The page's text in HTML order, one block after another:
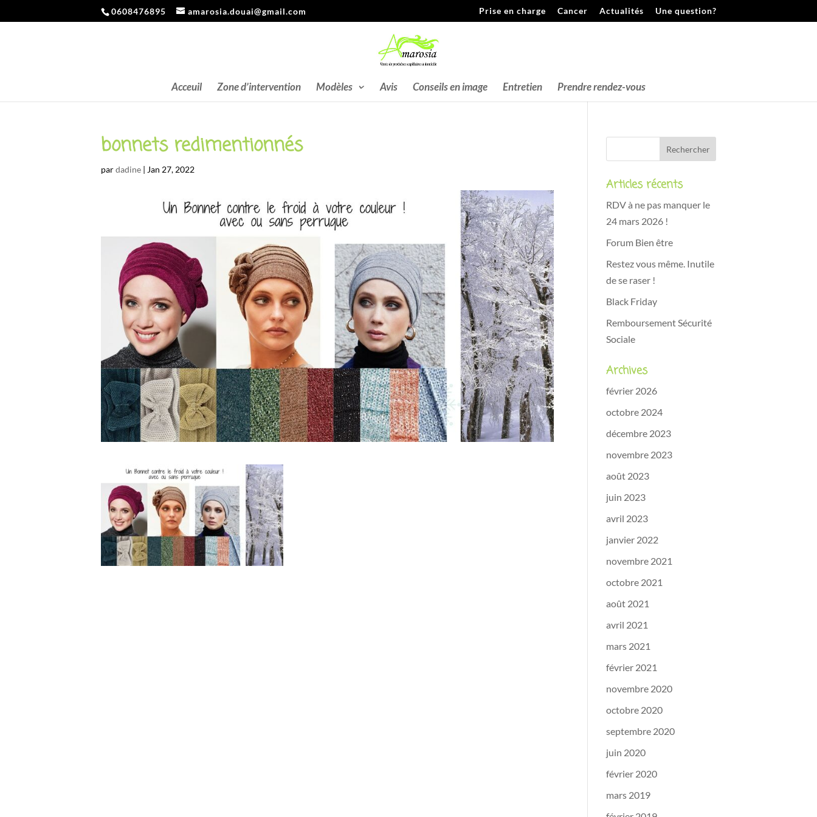
0608476895 amarosia.douai@gmail.com Prise en charge Cancer Actualités Une question?
Acceuil Zone d’intervention Modèles Avis Conseils en image Entretien Prendre rendez-vous
bonnets redimentionnés
pardadine| Jan 27, 2022
Articles récents
RDV à ne pas manquer le
24 mars 2026 !
Forum Bien être
Restez vous même. Inutile
de se raser !
Black Friday
Remboursement Sécurité
Sociale
Archives
février 2026
octobre 2024
décembre 2023
novembre 2023
août 2023
juin 2023
avril 2023
janvier 2022
novembre 2021
octobre 2021
août 2021
avril 2021
mars 2021
février 2021
novembre 2020
octobre 2020
septembre 2020
juin 2020
février 2020
mars 2019